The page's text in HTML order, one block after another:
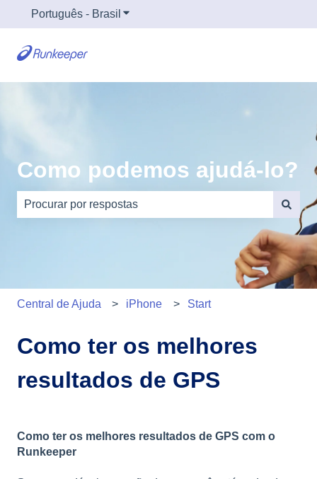
Português - Brasil Mostrar submenu para traduções
Como podemos ajudá-lo?
Não há sugestões porque o campo de pesquisa está
Central de Ajuda iPhone Start
Como ter os melhores
resultados de GPS
Como ter os melhores resultados de GPS com o
Runkeeper